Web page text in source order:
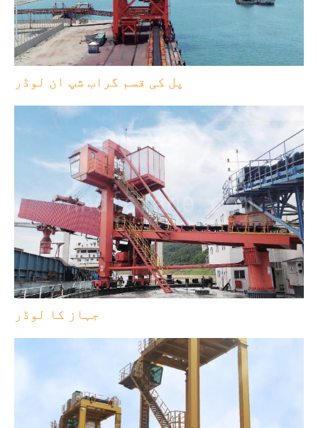
پل کی قسم گراب شپ ان لوڈر
جہاز کا لوڈر